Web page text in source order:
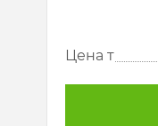
Цена т